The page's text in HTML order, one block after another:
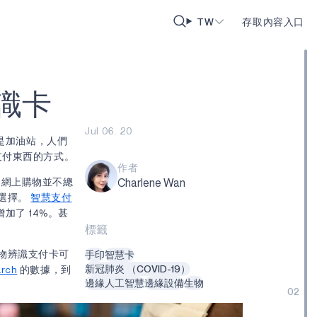
TW 存取內容入口
02
卡
加油站，人們
東西的方式。
上購物並不總
擇。智慧支付
了 14%。甚
辨識支付卡可
的數據，到
Jul 06. 20
作者
Charlene Wan
標籤
手印智慧卡
新冠肺炎 （COVID-19）
邊緣人工智慧邊緣設備生物